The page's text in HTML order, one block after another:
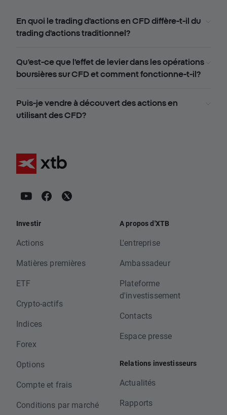
En quoi le trading d'actions en CFD diffère-t-il du
trading d'actions traditionnel?
Qu'est-ce que l'effet de levier dans les opérations
boursières sur CFD et comment fonctionne-t-il?
Puis-je vendre à découvert des actions en
utilisant des CFD?
Investir
Actions
Matières premières
ETF
Crypto-actifs
Indices
Forex
Options
Compte et frais
Conditions par marché
A propos d'XTB
L'entreprise
Ambassadeur
Plateforme
d'investissement
Contacts
Espace presse
Relations investisseurs
Actualités
Rapports